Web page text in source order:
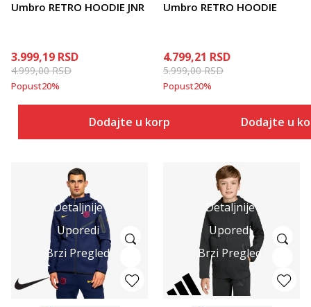
Umbro RETRO HOODIE JNR
3.999,19 RSD
4.999,00RSD
Popust20%
Dodajte u korpu
Umbro RETRO HOODIE
4.799,21 RSD
5.999,00RSD
Popust20%
Dodajte u
Detaljnije
Uporedi
Brzi Pregled
Detaljnije
Uporedi
Brzi Pregled